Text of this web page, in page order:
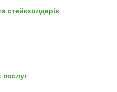
стейкхолдерів
послуг